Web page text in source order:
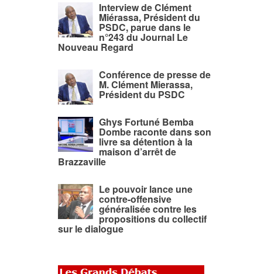
Interview de Clément
Miérassa, Président du
PSDC, parue dans le
n°243 du Journal Le
Nouveau Regard
Conférence de presse de
M. Clément Mierassa,
Président du PSDC
Ghys Fortuné Bemba
Dombe raconte dans son
livre sa détention à la
maison d’arrêt de
Brazzaville
Le pouvoir lance une
contre-offensive
généralisée contre les
propositions du collectif
sur le dialogue